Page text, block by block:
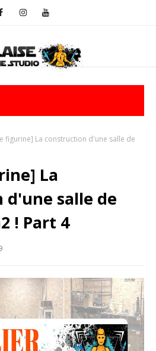
figurine] La construction d'une salle de
La
salle de
! Part 4